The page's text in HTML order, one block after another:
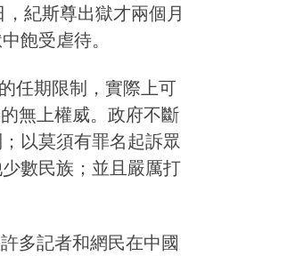
，紀斯尊出獄才兩個月
飽受虐待。
任期限制，實際上可
無上權威。政府不斷
以莫須有罪名起訴眾
數民族；並且嚴厲打
多記者和網民在中國